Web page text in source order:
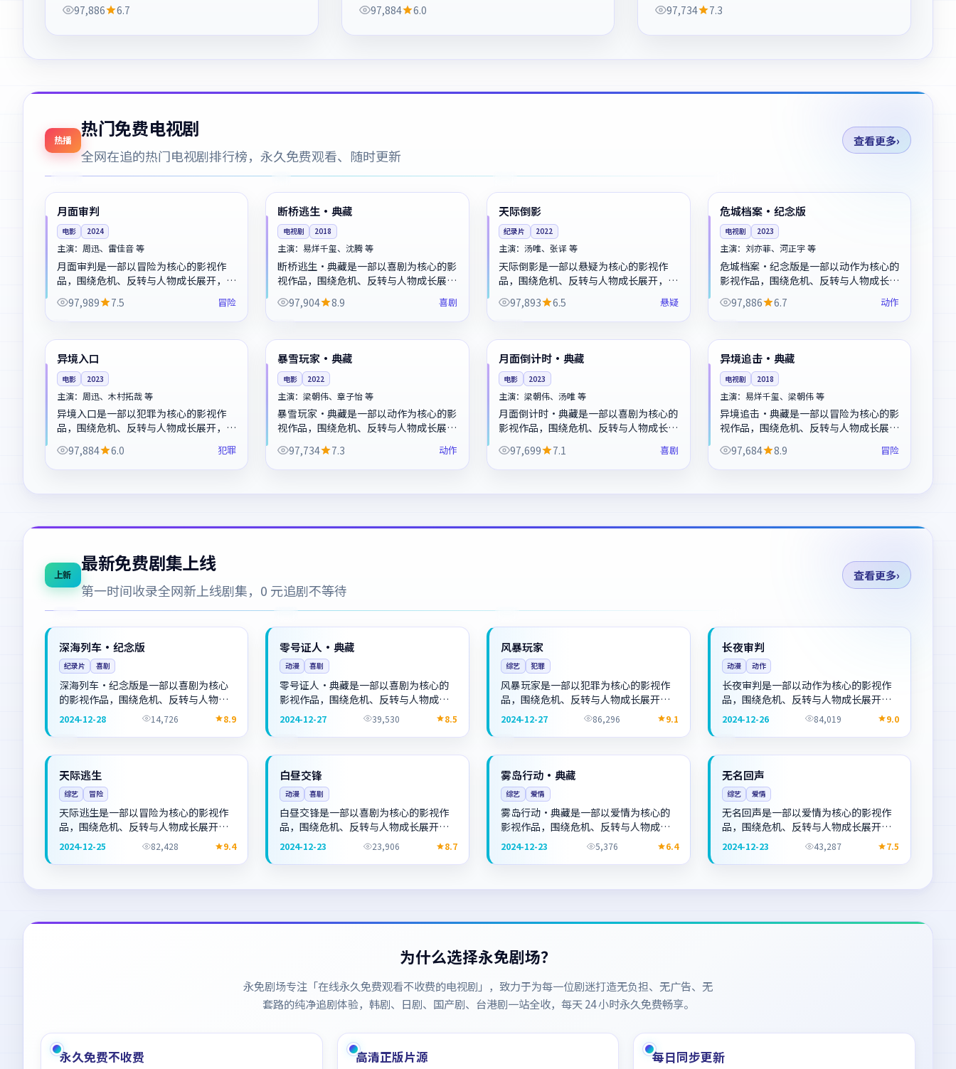
97,886 6.7 97,884 6.0 97,734 7.3
热播 热门免费电视剧
全网在追的热门电视剧排行榜，永久免费观看、随时更新
查看更多
美国
99:12
月面审判
电影 2024
主演： 周迅、雷佳音 等
月面审判是一部以冒险为核心的影视作
品，围绕危机、反转与人物成长展开，整
体节奏紧凑，值得推荐观看。
97,989 7.5 冒险
中国
98:25
断桥逃生·典藏
电视剧 2018
主演：易烊千玺、沈腾 等
断桥逃生·典藏是一部以喜剧为核心的影
视作品，围绕危机、反转与人物成长展
开，整体节奏紧凑，值得推荐观看。
97,904 8.9 喜剧
英国
天际倒影
纪录片 2022
主演： 汤唯、张译 等
天际倒影是一部以悬疑为核心的影视作
品，围绕危机、反转与人物成长展开，整
体节奏紧凑，值得推荐观看。
97,893 6.5 悬疑
英国
危城档案·纪念版
电视剧 2023
主演： 刘亦菲、河正宇 等
危城档案·纪念版是一部以动作为核心的
影视作品，围绕危机、反转与人物成长展
开，整体节奏紧凑，值得推荐观看。
97,886 6.7 动作
韩国
异境入口
电影 2023
主演： 周迅、木村拓哉 等
异境入口是一部以犯罪为核心的影视作
品，围绕危机、反转与人物成长展开，整
体节奏紧凑，值得推荐观看。
97,884 6.0 犯罪
英国
暴雪玩家·典藏
电影 2022
主演：梁朝伟、章子怡 等
暴雪玩家·典藏是一部以动作为核心的影
视作品，围绕危机、反转与人物成长展
开，整体节奏紧凑，值得推荐观看。
97,734 7.3 动作
韩国
月面倒计时·典藏
电影 2023
主演： 梁朝伟、汤唯 等
月面倒计时·典藏是一部以喜剧为核心的
影视作品，围绕危机、反转与人物成长展
开，整体节奏紧凑，值得推荐观看。
97,699 7.1 喜剧
美国
异境追击·典藏
电视剧 2018
主演： 易烊千玺、梁朝伟 等
异境追击·典藏是一部以冒险为核心的影
视作品，围绕危机、反转与人物成长展
开，整体节奏紧凑，值得推荐观看。
97,684 8.9 冒险
上新 最新免费剧集上线
第一时间收录全网新上线剧集，0 元追剧不等待
查看更多
中国
深海列车·纪念版
纪录片 喜剧
深海列车·纪念版是一部以喜剧为核心
的影视作品，围绕危机、反转与人物成
长展开，整体节奏紧凑，值得推荐观
看。
2024-12-28 14,726 8.9
英国
高分
零号证人·典藏
动漫 喜剧
零号证人·典藏是一部以喜剧为核心的
影视作品，围绕危机、反转与人物成长
展开，整体节奏紧凑，值得推荐观看。
2024-12-27 39,530 8.5
中国
风暴玩家
综艺 犯罪
风暴玩家是一部以犯罪为核心的影视作
品，围绕危机、反转与人物成长展开，
整体节奏紧凑，值得推荐观看。
2024-12-27 86,296 9.1
中国
长夜审判
动漫 动作
长夜审判是一部以动作为核心的影视作
品，围绕危机、反转与人物成长展开，
整体节奏紧凑，值得推荐观看。
2024-12-26 84,019 9.0
中国
天际逃生
综艺 冒险
天际逃生是一部以冒险为核心的影视作
品，围绕危机、反转与人物成长展开，
整体节奏紧凑，值得推荐观看。
2024-12-25 82,428 9.4
日本
白昼交锋
动漫 喜剧
白昼交锋是一部以喜剧为核心的影视作
品，围绕危机、反转与人物成长展开，
整体节奏紧凑，值得推荐观看。
2024-12-23 23,906 8.7
中国
雾岛行动·典藏
综艺 爱情
雾岛行动·典藏是一部以爱情为核心的
影视作品，围绕危机、反转与人物成长
展开，整体节奏紧凑，值得推荐观看。
2024-12-23 5,376 6.4
日本
无名回声
综艺 爱情
无名回声是一部以爱情为核心的影视作
品，围绕危机、反转与人物成长展开，
整体节奏紧凑，值得推荐观看。
2024-12-23 43,287 7.5
为什么选择永免剧场？
永免剧场专注「在线永久免费观看不收费的电视剧 」，致力于为每一位剧迷打造无负担、无广告、无
套路的纯净追剧体验，韩剧、日剧、国产剧、台港剧一站全收，每天 24 小时永久免费畅享。
永久免费不收费 高清正版片源 每日同步更新